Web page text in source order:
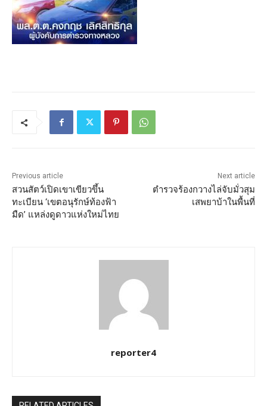
Previous article
สวนสัตว์เปิดเขาเขียวขึ้น
ทะเบียน ‘เขตอนุรักษ์ท้องฟ้า
มืด’ แหล่งดูดาวแห่งใหม่ไทย
Next article
ตำรวจร้องกวางไล่จับมั่วสุม
เสพยาบ้าในพื้นที่
reporter4